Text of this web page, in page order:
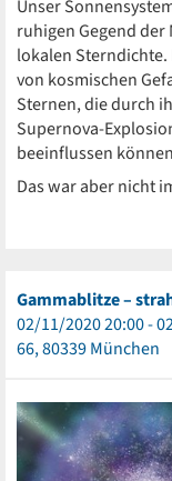
Unser
ruhigen Gegend
lokalen
von kosmischen
Sternen, die durch
Supernova-
beeinflussen
Das war aber nicht
Gammablitze –
02/11/2020 20:00 -
66, 80339 München